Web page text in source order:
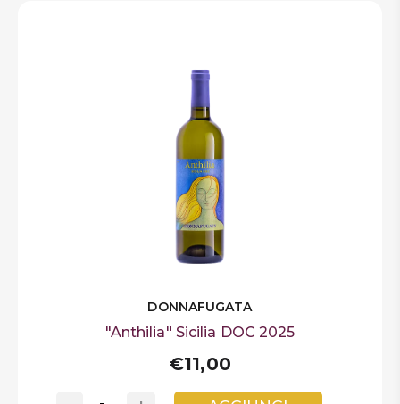
DONNAFUGATA
"Anthilia" Sicilia DOC 2025
€11,00